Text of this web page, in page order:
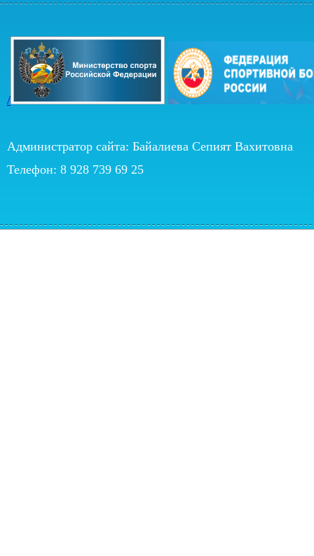
/
Администратор сайта: Байалиева Сепият Вахитовна
Телефон: 8 928 739 69 25